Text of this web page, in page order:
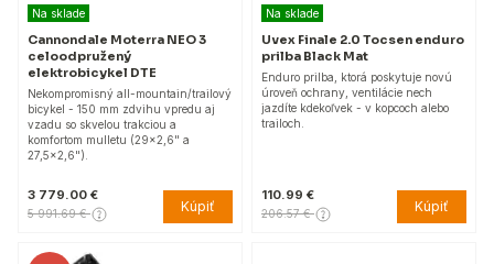
Na sklade
Cannondale Moterra NEO 3
celoodpružený
elektrobicykel DTE
Nekompromisný all-mountain/trailový
bicykel - 150 mm zdvihu vpredu aj
vzadu so skvelou trakciou a
komfortom mulletu (29x2,6" a
27,5x2,6").
3 779.00 €
5 991.69 € Kúpiť
Na sklade
Uvex Finale 2.0 Tocsen enduro
prilba Black Mat
Enduro prilba, ktorá poskytuje novú
úroveň ochrany, ventilácie nech
jazdíte kdekoľvek - v kopcoch alebo
trailoch.
110.99 €
206.57 € Kúpiť